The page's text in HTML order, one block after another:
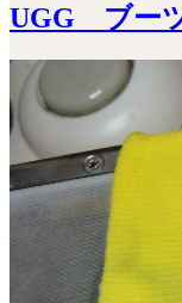
UGG ブー